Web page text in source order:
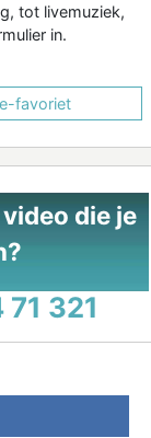
tot livemuziek,
in.
favoriet
die je
321